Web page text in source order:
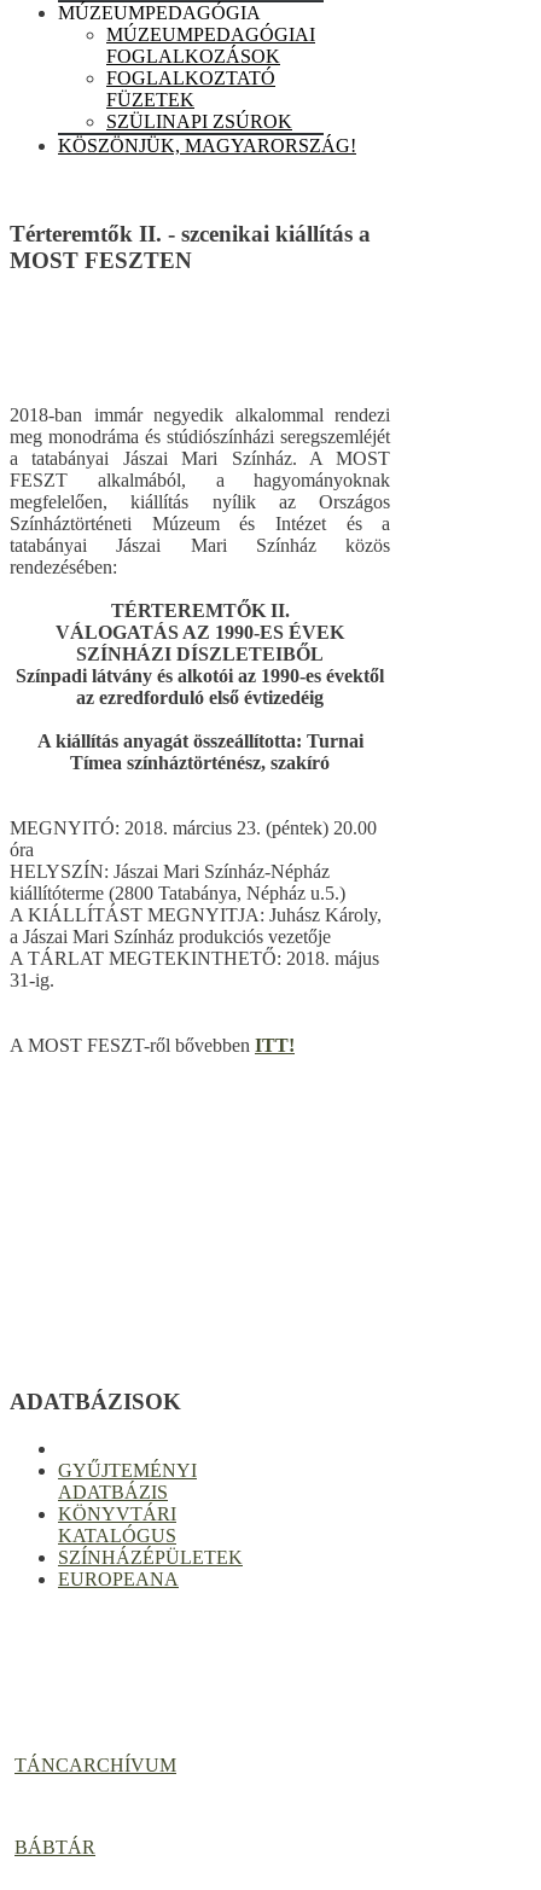
MÚZEUMPEDAGÓGIA
MÚZEUMPEDAGÓGIAI
FOGLALKOZÁSOK
FOGLALKOZTATÓ
FÜZETEK
SZÜLINAPI ZSÚROK
KÖSZÖNJÜK, MAGYARORSZÁG!
Térteremtők II. - szcenikai kiállítás a
MOST FESZTEN
2018-ban immár negyedik alkalommal rendezi
meg monodráma és stúdiószínházi seregszemléjét
a tatabányai Jászai Mari Színház. A MOST
FESZT alkalmából, a hagyományoknak
megfelelően, kiállítás nyílik az Országos
Színháztörténeti Múzeum és Intézet és a
tatabányai Jászai Mari Színház közös
rendezésében:
TÉRTEREMTŐK II.
VÁLOGATÁS AZ 1990-ES ÉVEK
SZÍNHÁZI DÍSZLETEIBŐL
Színpadi látvány és alkotói az 1990-es évektől
az ezredforduló első évtizedéig
A kiállítás anyagát összeállította: Turnai
Tímea színháztörténész, szakíró
MEGNYITÓ: 2018. március 23. (péntek) 20.00
óra
HELYSZÍN: Jászai Mari Színház-Népház
kiállítóterme (2800 Tatabánya, Népház u.5.)
A KIÁLLÍTÁST MEGNYITJA: Juhász Károly,
a Jászai Mari Színház produkciós vezetője
A TÁRLAT MEGTEKINTHETŐ: 2018. május
31-ig.
A MOST FESZT-ről bővebben ITT!
ADATBÁZISOK
GYŰJTEMÉNYI
ADATBÁZIS
KÖNYVTÁRI
KATALÓGUS
SZÍNHÁZÉPÜLETEK
EUROPEANA
TÁNCARCHÍVUM
BÁBTÁR